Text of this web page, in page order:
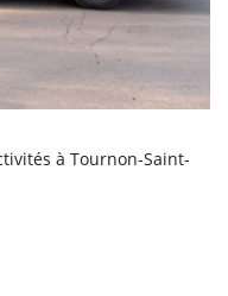
à Tournon-Saint-